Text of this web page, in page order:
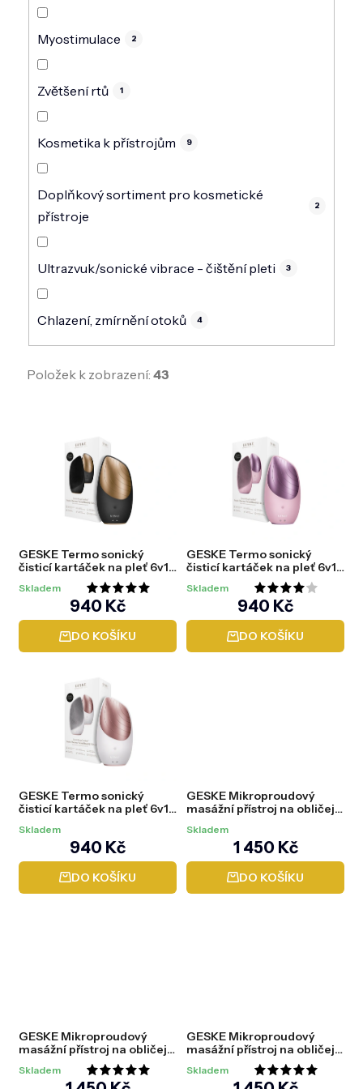
Myostimulace 2
Zvětšení rtů 1
Kosmetika k přístrojům 9
Doplňkový sortiment pro kosmetické
přístroje
2
Ultrazvuk/sonické vibrace - čištění pleti 3
Chlazení, zmírnění otoků 4
Položek k zobrazení: 43
u
k
t
GESKE Termo sonický
čisticí kartáček na pleť 6v1
(Sonic Thermo Facial
Brush) Grey Průměrné
hodnocení
produktu
5,0
z
5
hvězdiček.
Skladem
940 Kč
DO KOŠÍKU
GESKE Termo sonický
čisticí kartáček na pleť 6v1
(Sonic Thermo Facial
Brush) Pink
Průměrné
hodnocení
produktu
Skladem
940 Kč
DO KOŠÍKU
GESKE Termo sonický
čisticí kartáček na pleť 6v1
Brush) Starlight
Skladem
940 Kč
DO KOŠÍKU
GESKE Mikroproudový
masážní přístroj na obličej
(MicroCurrent FaceLifter)
Skladem
1 450 Kč
DO KOŠÍKU
GESKE Mikroproudový
masážní přístroj na obličej
pro lifting pleti 6v1
(MicroCurrent FaceLifter)
Průměrné
Skladem
GESKE Mikroproudový
masážní přístroj na obličej
pro lifting 6v1
(MicroCurrentFaceLifter)
Průměrné
Skladem